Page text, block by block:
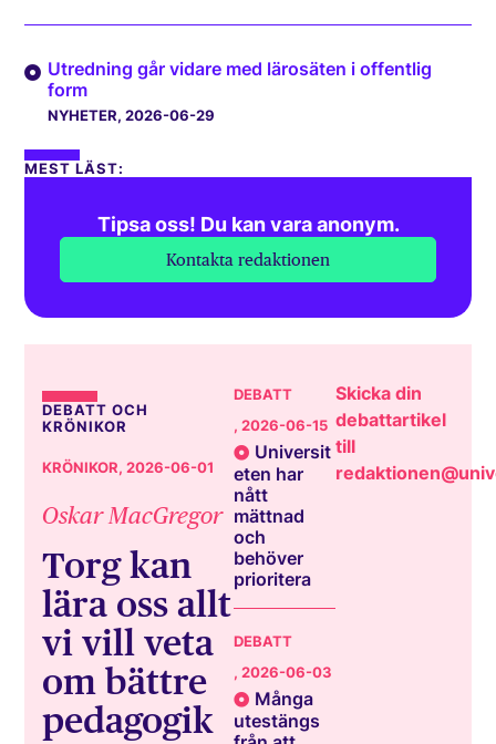
Utredning går vidare med lärosäten i offentlig
form
NYHETER, 2026-06-29
MEST LÄST:
Tipsa oss! Du kan vara anonym.
Kontakta redaktionen
DEBATT OCH
KRÖNIKOR
KRÖNIKOR, 2026-06-01
Oskar MacGregor
Torg kan
lära oss allt
vi vill veta
om bättre
pedagogik
DEBATT
, 2026-06-15
Universit
eten har
nått
mättnad
och
behöver
prioritera
DEBATT
, 2026-06-03
Många
utestängs
Skicka din
debattartikel
till